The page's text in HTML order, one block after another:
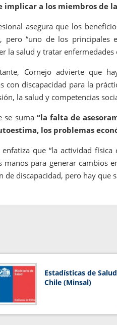
implicar a los miembros de
asegura que los
pero “uno de los principales
la salud y tratar enfermedades
Cornejo advierte que
con discapacidad para la
la salud y competencias
se suma “la falta de
los problemas
enfatiza que “la actividad
manos para generar cambios
de discapacidad, pero hay que
Estadísticas de
Chile (Minsal)